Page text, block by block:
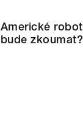
Americké
bude zkoumat?